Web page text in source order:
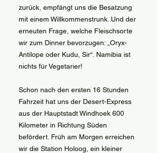
zurück, empfängt uns die Besatzung
mit einem Willkommenstrunk. Und der
erneuten Frage, welche Fleischsorte
wir zum Dinner bevorzugen: „Oryx-
Antilope oder Kudu, Sir“. Namibia ist
nichts für Vegetarier!
Schon nach den ersten 16 Stunden
Fahrzeit hat uns der Desert-Express
aus der Hauptstadt Windhoek 600
Kilometer in Richtung Süden
befördert. Früh am Morgen erreichen
wir die Station Holoog, ein kleiner